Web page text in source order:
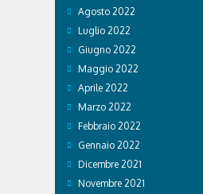
Agosto 2022
Luglio 2022
Giugno 2022
Maggio 2022
Aprile 2022
Marzo 2022
Febbraio 2022
Gennaio 2022
Dicembre 2021
Novembre 2021